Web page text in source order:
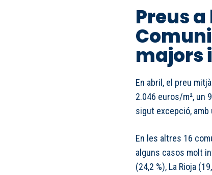
Preus a
majors
En abril, el preu
2.046 euros/m², un
sigut excepció, amb
En les altres 16
alguns casos molt
(24,2 %), La Rioja